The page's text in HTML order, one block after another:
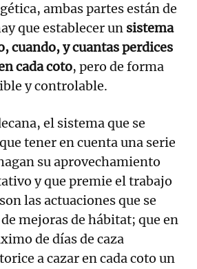
ambas partes están de
que establecer un sistema
cuando, y cuantas perdices
cada coto, pero de forma
y controlable.
el sistema que se
tener en cuenta una serie
su aprovechamiento
y que premie el trabajo
las actuaciones que se
mejoras de hábitat; que en
de días de caza
a cazar en cada coto un